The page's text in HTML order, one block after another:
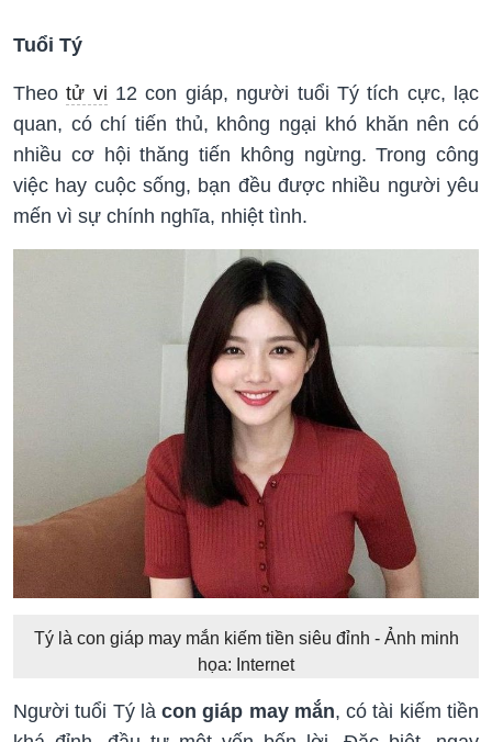
Tuổi Tý
Theotử vi 12 con giáp, người tuổi Tý tích cực, lạc
quan, có chí tiến thủ, không ngại khó khăn nên có
nhiều cơ hội thăng tiến không ngừng. Trong công
việc hay cuộc sống, bạn đều được nhiều người yêu
mến vì sự chính nghĩa, nhiệt tình.
Tý là con giáp may mắn kiếm tiền siêu đỉnh - Ảnh minh
họa: Internet
Người tuổi Tý là con giáp may mắn, có tài kiếm tiền